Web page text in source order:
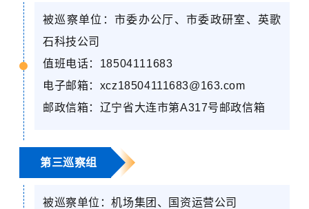
被巡察单位：市委办公厅、市委政研室、英歌
石科技公司
值班电话： 18504111683
电子邮箱： xcz18504111683@163.com
邮政信箱：辽宁省大连市第A317号邮政信箱
第三巡察组
被巡察单位：机场集团、国资运营公司